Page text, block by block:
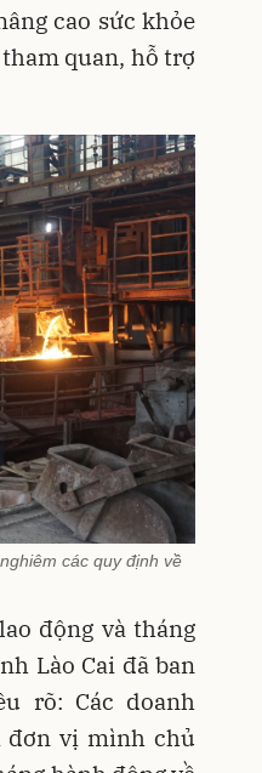
cao sức khỏe
quan, hỗ trợ
các quy định về
động và tháng
Lào Cai đã ban
rõ: Các doanh
đơn vị mình chủ